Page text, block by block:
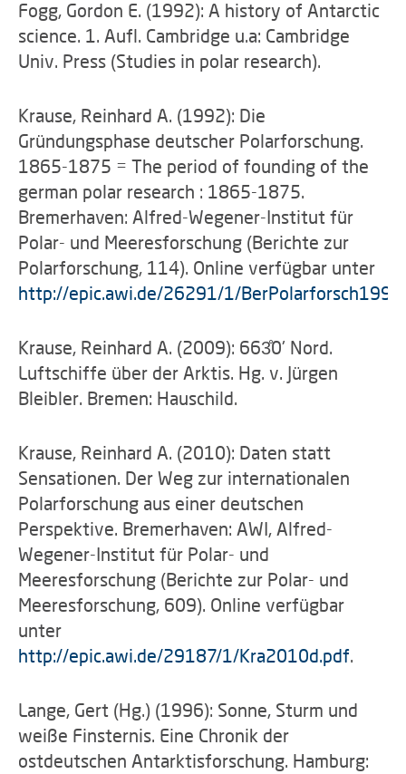
Fogg, Gordon E. (1992): A history of Antarctic
science. 1. Aufl. Cambridge u.a: Cambridge
Univ. Press (Studies in polar research).
Krause, Reinhard A. (1992): Die
Gründungsphase deutscher Polarforschung.
1865-1875 = The period of founding of the
german polar research : 1865-1875.
Bremerhaven: Alfred-Wegener-Institut für
Polar- und Meeresforschung (Berichte zur
Polarforschung, 114). Online verfügbar unter
http://epic.awi.de/26291/1/
Krause, Reinhard A. (2009): 663̊0' Nord.
Luftschiffe über der Arktis. Hg. v. Jürgen
Bleibler. Bremen: Hauschild.
Krause, Reinhard A. (2010): Daten statt
Sensationen. Der Weg zur internationalen
Polarforschung aus einer deutschen
Perspektive. Bremerhaven: AWI, Alfred-
Wegener-Institut für Polar- und
Meeresforschung (Berichte zur Polar- und
Meeresforschung, 609). Online verfügbar
unter
http://epic.awi.de/29187/1/Kra2010d.pdf.
Lange, Gert (Hg.) (1996): Sonne, Sturm und
weiße Finsternis. Eine Chronik der
ostdeutschen Antarktisforschung. Hamburg: